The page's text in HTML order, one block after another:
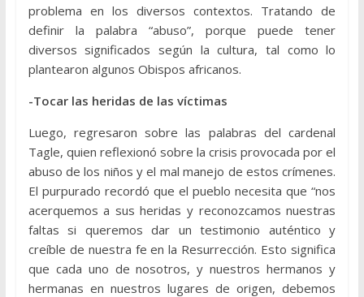
problema en los diversos contextos. Tratando de
definir la palabra “abuso”, porque puede tener
diversos significados según la cultura, tal como lo
plantearon algunos Obispos africanos.
-Tocar las heridas de las víctimas
Luego, regresaron sobre las palabras del cardenal
Tagle, quien reflexionó sobre la crisis provocada por el
abuso de los niños y el mal manejo de estos crímenes.
El purpurado recordó que el pueblo necesita que “nos
acerquemos a sus heridas y reconozcamos nuestras
faltas si queremos dar un testimonio auténtico y
creíble de nuestra fe en la Resurrección. Esto significa
que cada uno de nosotros, y nuestros hermanos y
hermanas en nuestros lugares de origen, debemos